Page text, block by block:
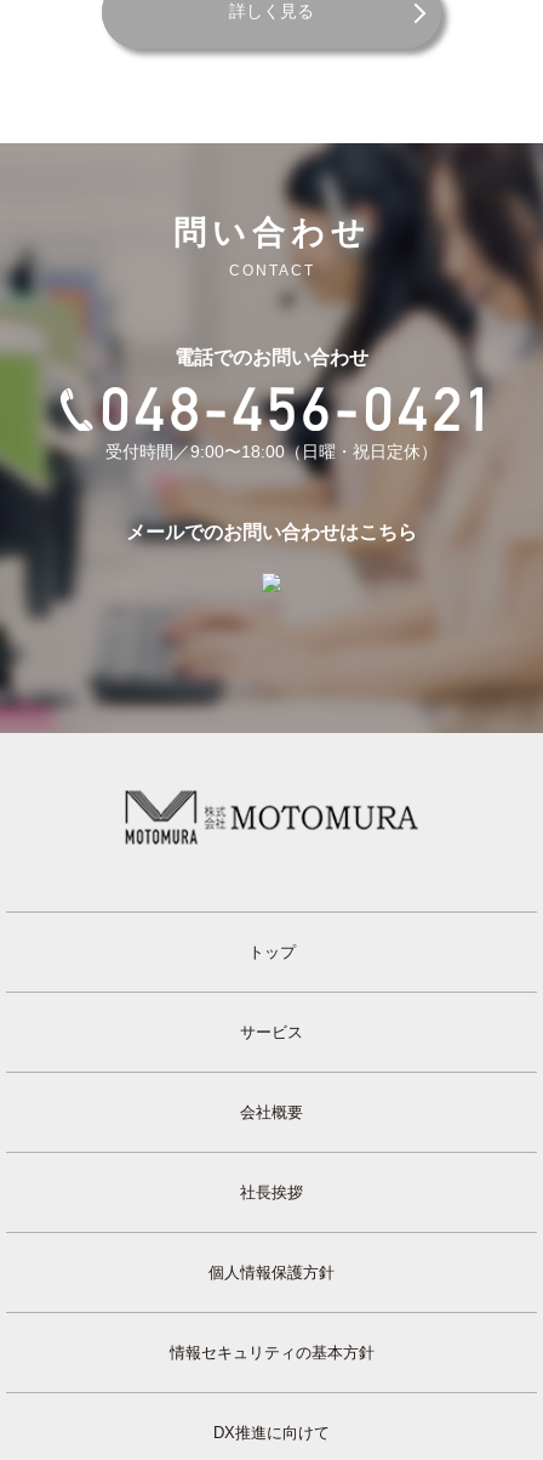
詳しく見る
問い合わせ
CONTACT
電話でのお問い合わせ
受付時間／9:00〜18:00（日曜・祝日定休）
メールでのお問い合わせはこちら
トップ
サービス
会社概要
社長挨拶
個人情報保護方針
情報セキュリティの基本方針
DX推進に向けて